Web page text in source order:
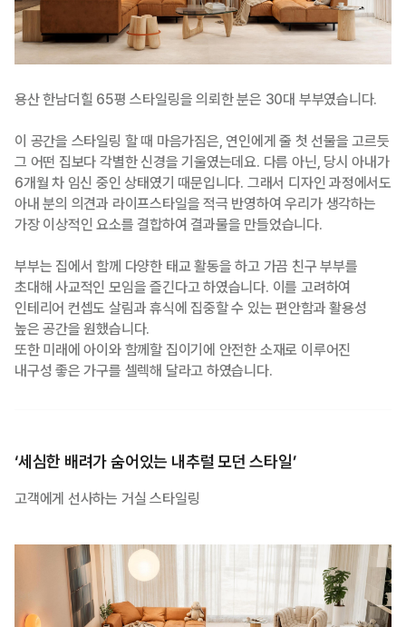
용산 한남더힐 65평 스타일링을 의뢰한 분은 30대 부부였습니다.
이 공간을 스타일링 할 때 마음가짐은, 연인에게 줄 첫 선물을 고르듯
그 어떤 집보다 각별한 신경을 기울였는데요. 다름 아닌, 당시 아내가
6개월 차 임신 중인 상태였기 때문입니다. 그래서 디자인 과정에서도
아내 분의 의견과 라이프스타일을 적극 반영하여 우리가 생각하는
가장 이상적인 요소를 결합하여 결과물을 만들었습니다.
부부는 집에서 함께 다양한 태교 활동을 하고 가끔 친구 부부를
초대해 사교적인 모임을 즐긴다고 하였습니다. 이를 고려하여
인테리어 컨셉도 살림과 휴식에 집중할 수 있는 편안함과 활용성
높은 공간을 원했습니다.
또한 미래에 아이와 함께할 집이기에 안전한 소재로 이루어진
내구성 좋은 가구를 셀렉해 달라고 하였습니다.
‘세심한 배려가 숨어있는 내추럴 모던 스타일’
고객에게 선사하는 거실 스타일링